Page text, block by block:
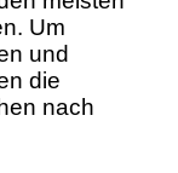
Um
und
die
nach